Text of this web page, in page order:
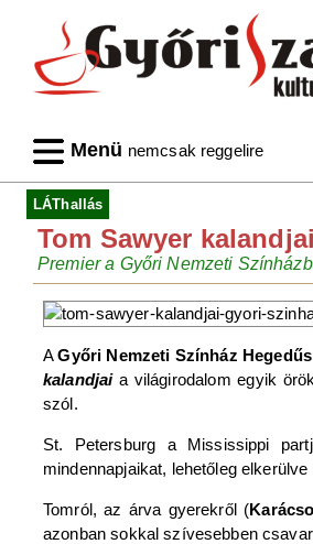
Menü nemcsak reggelire
LÁThallás
Tom Sawyer kalandjai
Premier a Győri Nemzeti
AGyőri Nemzeti Színház
kalandjaia világirodalom egyik
szól.
St. Petersburg a Mississippi
mindennapjaikat, lehetőleg
Tomról, az árva gyerekről (
azonban sokkal szívesebben